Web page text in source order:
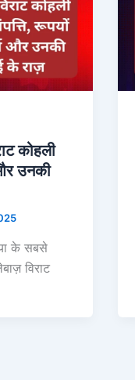
कोहली
उनकी
के सबसे
विराट